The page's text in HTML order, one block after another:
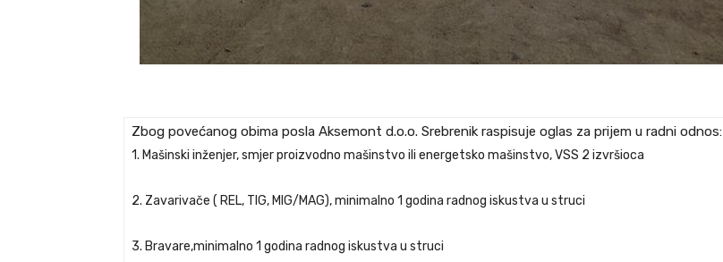
Zbog povećanog obima posla Aksemont d.o.o. Srebrenik raspisuje oglas za prijem u radni odnos:
1. Mašinski inženjer, smjer proizvodno mašinstvo ili energetsko mašinstvo, VSS 2 izvršioca
2. Zavarivače ( REL, TIG, MIG/MAG), minimalno 1 godina radnog iskustva u struci
3. Bravare,minimalno 1 godina radnog iskustva u struci